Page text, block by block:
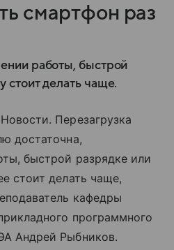
смартфон раз
работы, быстрой
стоит делать чаще.
Перезагрузка
достаточна,
быстрой разрядке или
стоит делать чаще,
кафедры
программного
Андрей Рыбников.